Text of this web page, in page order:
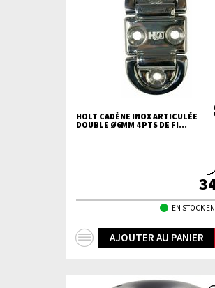
HOLT CADÈNE INOX ARTICULÉE
DOUBLE Ø6MM 4 PTS DE FI...
EN STOCK
AJOUTER AU PANIER